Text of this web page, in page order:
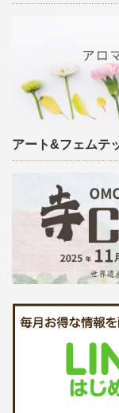
アート&フェムテ